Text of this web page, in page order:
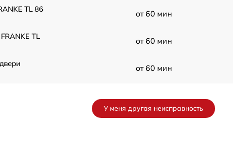
TL 86
от 60 мин
TL
от 60 мин
от 60 мин
У меня другая неисправность